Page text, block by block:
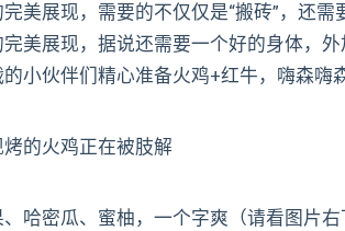
美展现，需要的不仅仅是“搬砖”，还需
美展现，据说还需要一个好的身体，
小伙伴们精心准备火鸡+红牛，嗨森嗨
烤的火鸡正在被肢解
哈密瓜、蜜柚，一个字爽（请看图片